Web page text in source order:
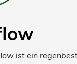
ist ein